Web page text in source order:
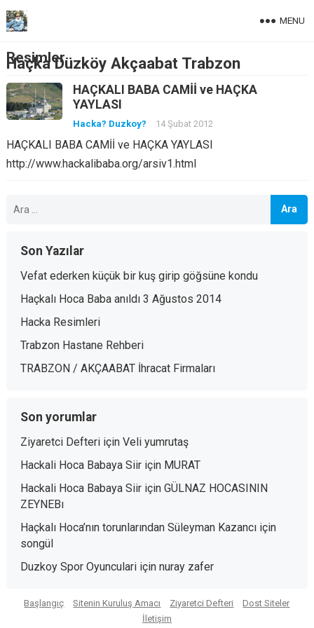
Haçka Düzköy Akçaabat Trabzon
MENU
Resimler
HAÇKALI BABA CAMİİ ve HAÇKA
YAYLASI
Hacka? Duzkoy? 14 Şubat 2012
HAÇKALI BABA CAMİİ ve HAÇKA YAYLASI
http://www.hackalibaba.org/arsiv1.html
Son Yazılar
Vefat ederken küçük bir kuş girip göğsüne kondu
Haçkalı Hoca Baba anıldı 3 Ağustos 2014
Hacka Resimleri
Trabzon Hastane Rehberi
TRABZON / AKÇAABAT İhracat Firmaları
Son yorumlar
Ziyaretci Defteriiçin Veli yumrutaş
Hackali Hoca Babaya Siiriçin MURAT
Hackali Hoca Babaya Siiriçin GÜLNAZ HOCASININ
ZEYNEBı
Haçkalı Hoca’nın torunlarından Süleyman Kazancıiçin
songül
Duzkoy Spor Oyunculariiçin nuray zafer
Başlangıç Sitenin Kuruluş Amacı Ziyaretci Defteri
Dost Siteler
İletişim